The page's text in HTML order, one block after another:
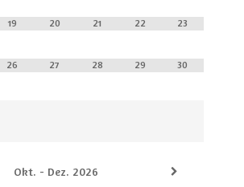
19 20 21 22 23
26 27 28 29 30
Okt. - Dez. 2026